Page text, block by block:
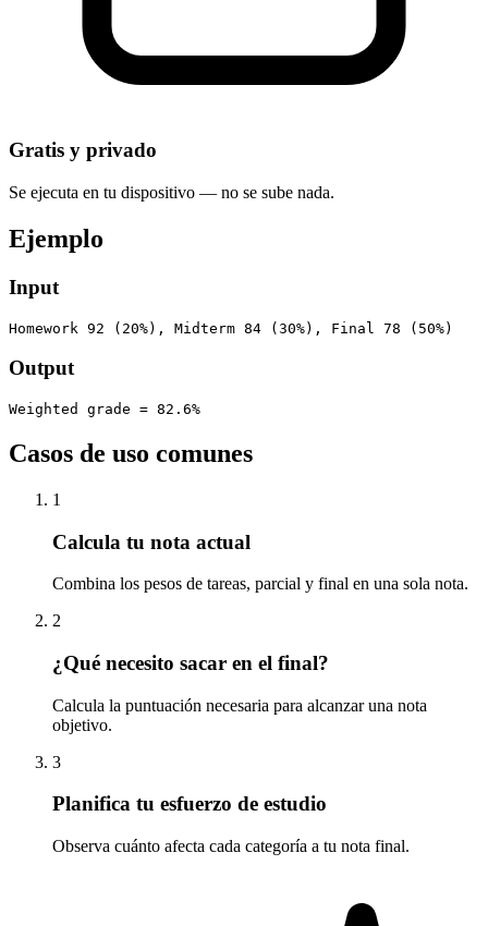
Gratis y privado
Se ejecuta en tu dispositivo — no se sube nada.
Ejemplo
Input
Homework 92 (20%), Midterm 84 (30%), Final 78 (50%)
Output
Weighted grade = 82.6%
Casos de uso comunes
1
Calcula tu nota actual
Combina los pesos de tareas, parcial y final en una sola nota.
2
¿Qué necesito sacar en el final?
Calcula la puntuación necesaria para alcanzar una nota
objetivo.
3
Planifica tu esfuerzo de estudio
Observa cuánto afecta cada categoría a tu nota final.